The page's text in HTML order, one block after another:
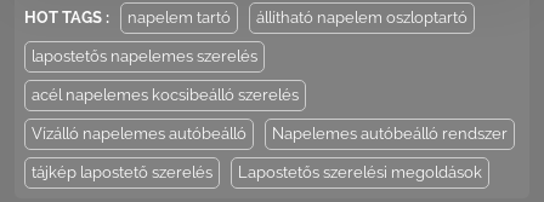
HOT TAGS : napelem tartó állítható napelem oszloptartó
lapostetős napelemes szerelés
acél napelemes kocsibeálló szerelés
Vízálló napelemes autóbeálló Napelemes autóbeálló rendszer
tájkép lapostető szerelés Lapostetős szerelési megoldások